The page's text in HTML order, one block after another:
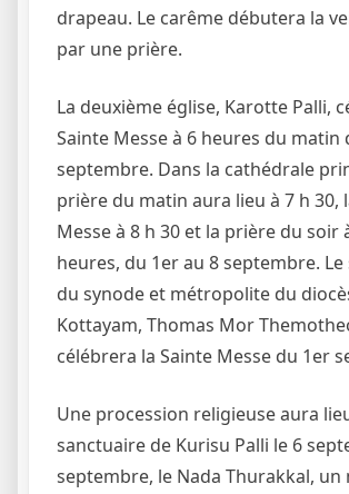
drapeau. Le carême débutera la
par une prière.
La deuxième église, Karotte Palli,
Sainte Messe à 6 heures du matin
septembre. Dans la cathédrale
prière du matin aura lieu à 7 h 30,
Messe à 8 h 30 et la prière du soir
heures, du 1er au 8 septembre.
du synode et métropolite du
Kottayam, Thomas Mor
célébrera la Sainte Messe du 1er
Une procession religieuse aura
sanctuaire de Kurisu Palli le 6
septembre, le Nada Thurakkal,